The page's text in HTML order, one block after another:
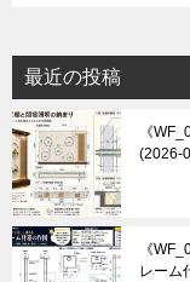
最近の投稿
《
2026-
《
レーム